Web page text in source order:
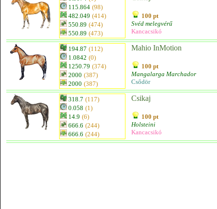
115.864 (98)
482.049 (414)
550.89 (474)
550.89 (473)
100 pt
Svéd melegvérű
Kancacsikó
194.87 (112)
1.0842 (0)
1250.79 (374)
2000 (387)
2000 (387)
Mahio InMotion
100 pt
Mangalarga Marchador
Csődör
318.7 (117)
0.058 (1)
14.9 (6)
666.6 (244)
666.6 (244)
Csikaj
100 pt
Holsteini
Kancacsikó